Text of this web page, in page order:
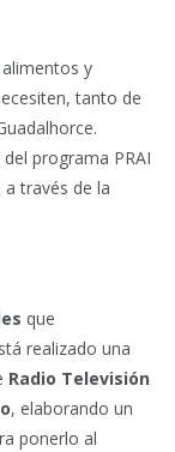
y
tanto de
programa PRAI
través de la
que
realizado una
Radio Televisión
, elaborando un
ponerlo al